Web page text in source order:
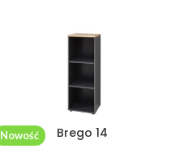
Brego 14
Nowość